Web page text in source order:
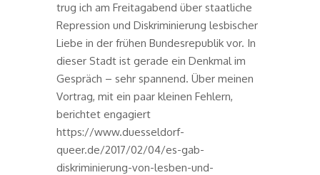
trug ich am Freitagabend über staatliche
Repression und Diskriminierung lesbischer
Liebe in der frühen Bundesrepublik vor. In
dieser Stadt ist gerade ein Denkmal im
Gespräch – sehr spannend. Über meinen
Vortrag, mit ein paar kleinen Fehlern,
berichtet engagiert
https://www.duesseldorf-
queer.de/2017/02/04/es-gab-
diskriminierung-von-lesben-und-